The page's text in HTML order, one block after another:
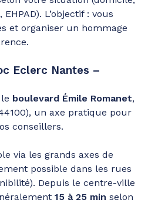
L’objectif : vous
et organiser un hommage
Eclerc Nantes –
boulevard Émile Romanet,
un axe pratique pour
conseillers.
via les grands axes de
possible dans les rues
Depuis le centre-ville
15 à 25 min selon